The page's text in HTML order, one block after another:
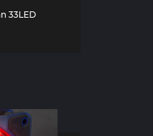
33LED